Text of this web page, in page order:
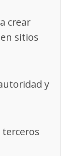
crear
sitios
y
terceros